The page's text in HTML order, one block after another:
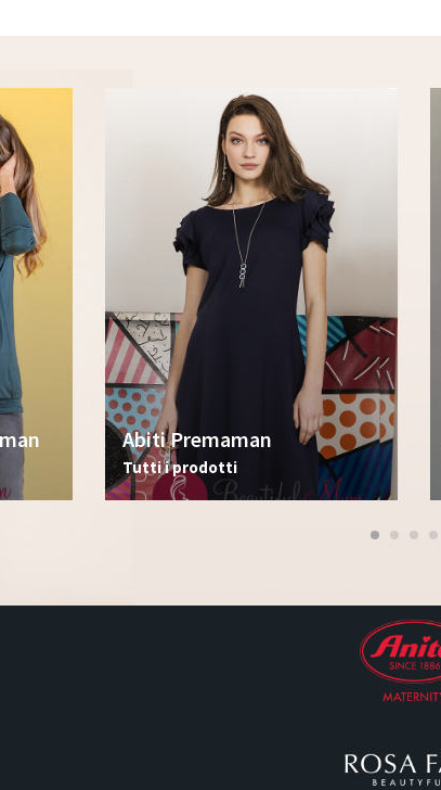
Abiti Premaman
Tutti i prodotti